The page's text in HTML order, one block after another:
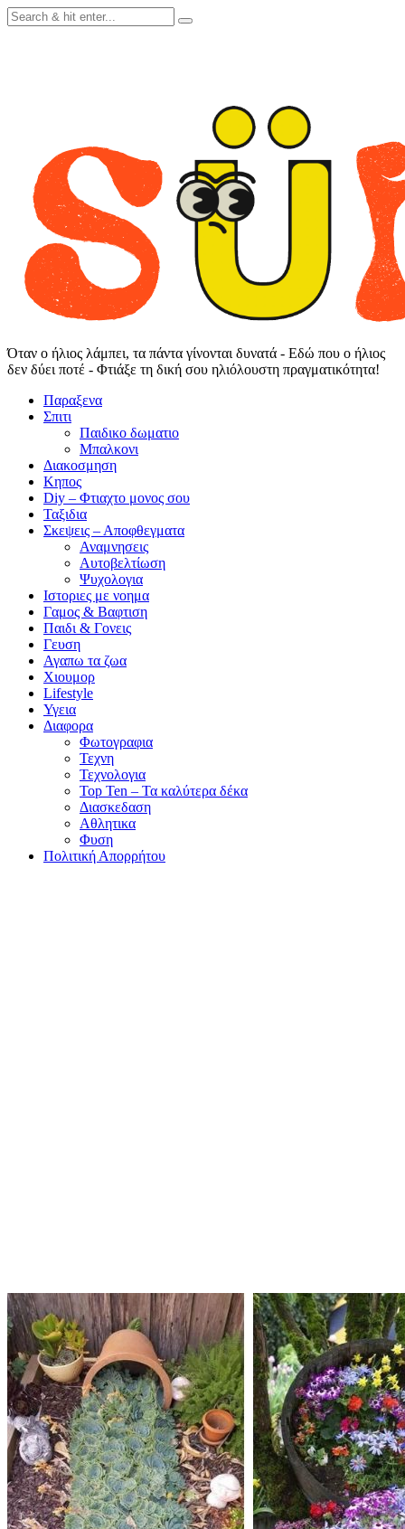
Skip
to
Όταν ο ήλιος λάμπει, τα πάντα γίνονται δυνατά - Εδώ που ο ήλιος
δεν δύει ποτέ - Φτιάξε τη δική σου ηλιόλουστη πραγματικότητα!
Παραξενα
Σπιτι
Παιδικο δωματιο
Μπαλκονι
Διακοσμηση
Κηπος
Diy – Φτιαχτο μονος σου
Ταξιδια
Σκεψεις – Αποφθεγματα
Αναμνησεις
Αυτοβελτίωση
Ψυχολογια
Ιστοριες με νοημα
Γαμος & Βαφτιση
Παιδι & Γονεις
Γευση
Αγαπω τα ζωα
Xιουμορ
Lifestyle
Υγεια
Διαφορα
Φωτογραφια
Τεχνη
Τεχνολογια
Top Ten – Τα καλύτερα δέκα
Διασκεδαση
Αθλητικα
Φυση
Πολιτική Απορρήτου